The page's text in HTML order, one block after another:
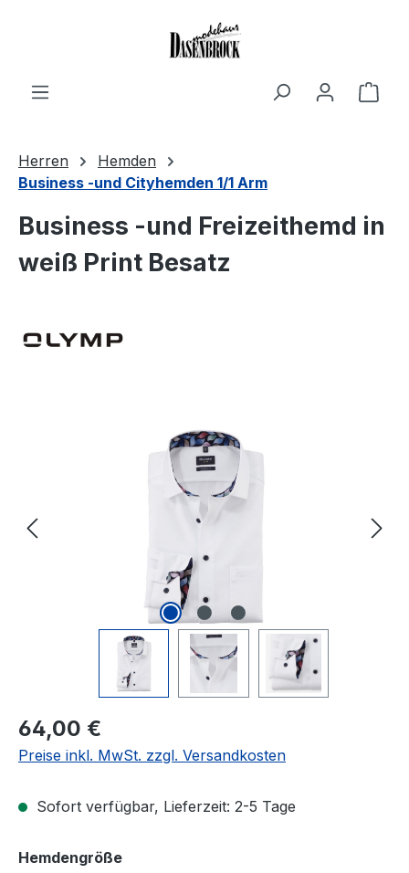
Herren
Hemden
Business -und Cityhemden 1/1 Arm
Business -und Freizeithemd in
weiß Print Besatz
Bildergalerie überspringen
Regulärer Preis:
64,00 €
Preise inkl. MwSt. zzgl. Versandkosten
Sofort verfügbar, Lieferzeit: 2-5 Tage
Hemdengrößeauswählen